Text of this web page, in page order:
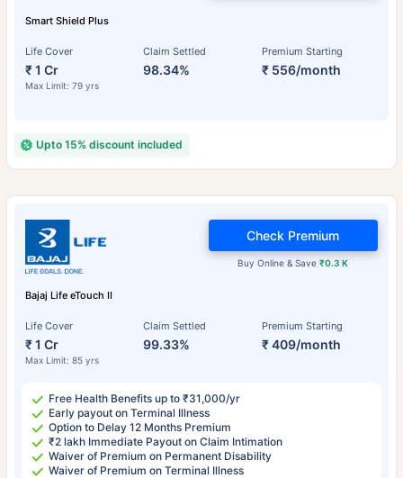
Smart Shield Plus
Life Cover
₹ 1 Cr
Max Limit: 79 yrs
Claim Settled
98.34%
Premium Starting
₹ 556/month
Upto 15% discount included
Bajaj Life eTouch II
Life Cover
₹ 1 Cr
Max Limit: 85 yrs
Claim Settled
99.33%
Premium Starting
₹ 409/month
Buy Online & Save₹0.3 K
Check Premium
Free Health Benefits up to ₹31,000/yr
Early payout on Terminal Illness
Option to Delay 12 Months Premium
₹2 lakh Immediate Payout on Claim Intimation
Waiver of Premium on Permanent Disability
Waiver of Premium on Terminal Illness